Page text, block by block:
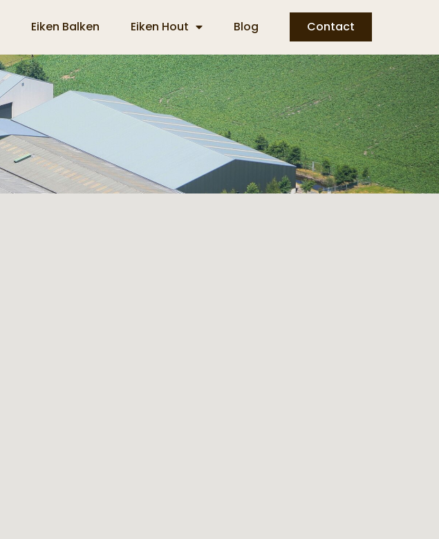
Eiken Balken Eiken Hout Blog Contact